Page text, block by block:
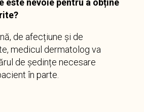
este nevoie pentru a obține
de afecțiune și de
medicul dermatolog va
de ședințe necesare
în parte.